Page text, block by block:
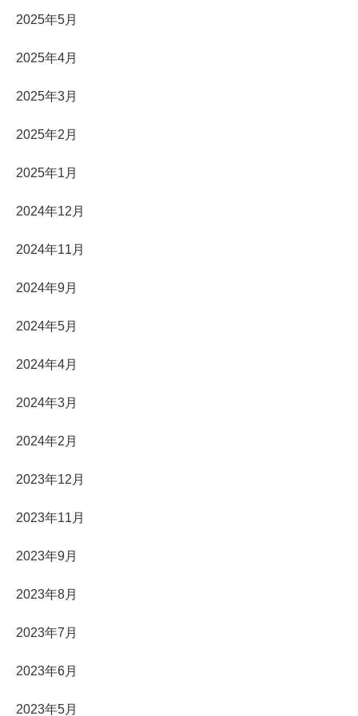
2025年5月
2025年4月
2025年3月
2025年2月
2025年1月
2024年12月
2024年11月
2024年9月
2024年5月
2024年4月
2024年3月
2024年2月
2023年12月
2023年11月
2023年9月
2023年8月
2023年7月
2023年6月
2023年5月